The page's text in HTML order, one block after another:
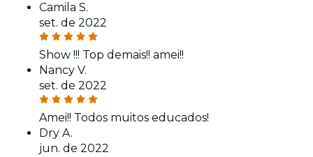
Camila S.
set. de 2022
Show !!! Top demais!! amei!!
Nancy V.
set. de 2022
Amei!! Todos muitos educados!
Dry A.
jun. de 2022